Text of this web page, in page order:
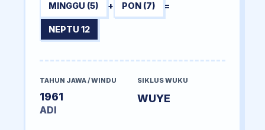
MINGGU (5) + PON (7) =
NEPTU 12
TAHUN JAWA / WINDU
1961
ADI
SIKLUS WUKU
WUYE